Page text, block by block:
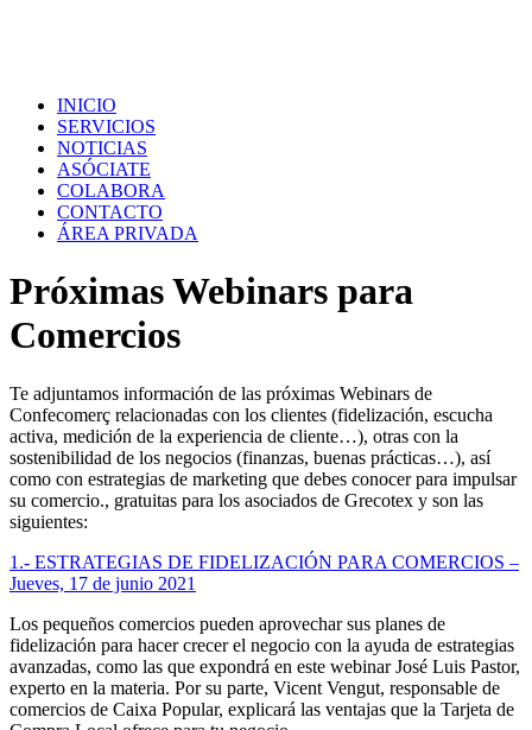
INICIO
SERVICIOS
NOTICIAS
ASÓCIATE
COLABORA
CONTACTO
ÁREA PRIVADA
Próximas Webinars para
Comercios
Te adjuntamos información de las próximas Webinars de
Confecomerç relacionadas con los clientes (fidelización, escucha
activa, medición de la experiencia de cliente…), otras con la
sostenibilidad de los negocios (finanzas, buenas prácticas…), así
como con estrategias de marketing que debes conocer para impulsar
su comercio., gratuitas para los asociados de Grecotex y son las
siguientes:
1.- ESTRATEGIAS DE FIDELIZACIÓN PARA COMERCIOS –
Jueves, 17 de junio 2021
Los pequeños comercios pueden aprovechar sus planes de
fidelización para hacer crecer el negocio con la ayuda de estrategias
avanzadas, como las que expondrá en este webinar José Luis Pastor,
experto en la materia. Por su parte, Vicent Vengut, responsable de
comercios de Caixa Popular, explicará las ventajas que la Tarjeta de